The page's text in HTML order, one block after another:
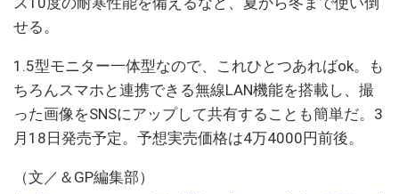
せる。
1.5型モニター一体型なので、これひとつあればok。も
ちろんスマホと連携できる無線LAN機能を搭載し、撮
った画像をSNSにアップして共有することも簡単だ。3
月18日発売予定。予想実売価格は4万4000円前後。
（文／＆GP編集部）